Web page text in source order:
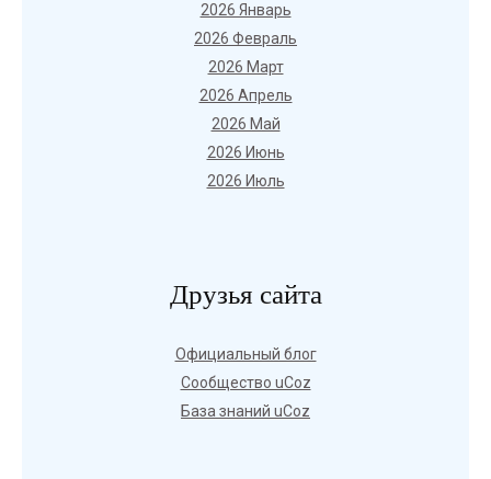
2026 Январь
2026 Февраль
2026 Март
2026 Апрель
2026 Май
2026 Июнь
2026 Июль
Друзья сайта
Официальный блог
Сообщество uCoz
База знаний uCoz